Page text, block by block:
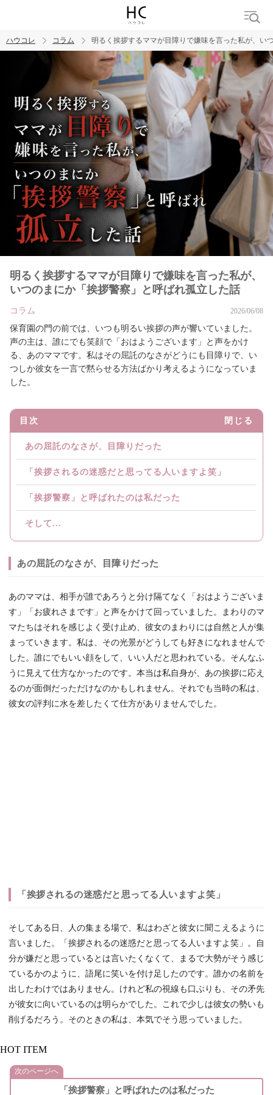
トレンド ワード
男の本音 男ウケ NG行動 彼女 イイ女 婚活
ハウコレ コラム 明るく挨拶するママが目障りで嫌味を言った私が、い
明るく挨拶するママが目障りで嫌味を言った私が、
いつのまにか「挨拶警察」と呼ばれ孤立した話
コラム 2026/06/08
保育園の門の前では、いつも明るい挨拶の声が響いていました。
声の主は、誰にでも笑顔で「おはようございます」と声をかけ
る、あのママです。私はその屈託のなさがどうにも目障りで、い
つしか彼女を一言で黙らせる方法ばかり考えるようになっていま
した。
目次 閉じる
あの屈託のなさが、目障りだった
「挨拶されるの迷惑だと思ってる人いますよ笑」
「挨拶警察」と呼ばれたのは私だった
そして...
あの屈託のなさが、目障りだった
あのママは、相手が誰であろうと分け隔てなく「おはようございま
す」「お疲れさまです」と声をかけて回っていました。まわりのマ
マたちはそれを感じよく受け止め、彼女のまわりには自然と人が集
まっていきます。私は、その光景がどうしても好きになれませんで
した。誰にでもいい顔をして、いい人だと思われている。そんなふ
うに見えて仕方なかったのです。本当は私自身が、あの挨拶に応え
るのが面倒だっただけなのかもしれません。それでも当時の私は、
彼女の評判に水を差したくて仕方がありませんでした。
「挨拶されるの迷惑だと思ってる人いますよ笑」
そしてある日、人の集まる場で、私はわざと彼女に聞こえるように
言いました。「挨拶されるの迷惑だと思ってる人いますよ笑」。自
分が嫌だと思っているとは言いたくなくて、まるで大勢がそう感じ
ているかのように、語尾に笑いを付け足したのです。誰かの名前を
出したわけではありません。けれど私の視線も口ぶりも、その矛先
が彼女に向いているのは明らかでした。これで少しは彼女の勢いも
削げるだろう。そのときの私は、本気でそう思っていました。
HOT ITEM
次のページへ
「挨拶警察」と呼ばれたのは私だった